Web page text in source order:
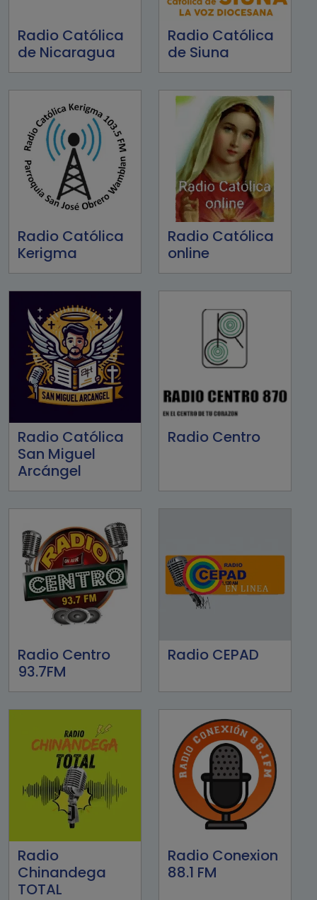
Radio Católica
de Nicaragua
Radio Católica
de Siuna
Radio Católica
Kerigma
Radio Católica
online
Radio Católica
San Miguel
Arcángel
Radio Centro
Radio Centro
93.7FM
Radio CEPAD
Radio
Chinandega
TOTAL
Radio Conexion
88.1 FM